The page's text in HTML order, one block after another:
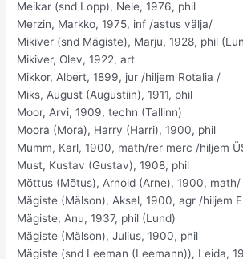
Meikar (snd Lopp), Nele, 1976, phil
Merzin, Markko, 1975, inf /astus välja/
Mikiver (snd Mägiste), Marju, 1928, phil
Mikiver, Olev, 1922, art
Mikkor, Albert, 1899, jur /hiljem Rotalia /
Miks, August (Augustiin), 1911, phil
Moor, Arvi, 1909, techn (Tallinn)
Moora (Mora), Harry (Harri), 1900, phil
Mumm, Karl, 1900, math/rer merc /hiljem
Must, Kustav (Gustav), 1908, phil
Möttus (Mõtus), Arnold (Arne), 1900, math/
Mägiste (Mälson), Aksel, 1900, agr /hiljem
Mägiste, Anu, 1937, phil (Lund)
Mägiste (Mälson), Julius, 1900, phil
Mägiste (snd Leeman (Leemann)), Leida,